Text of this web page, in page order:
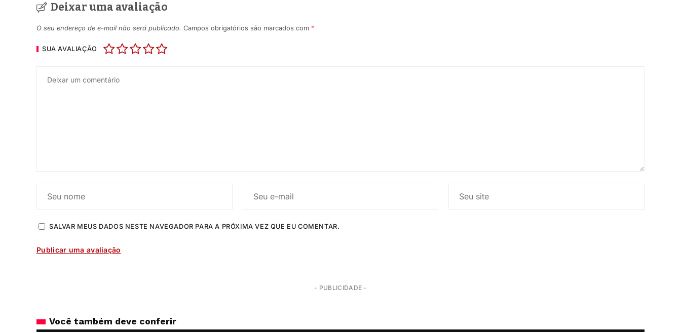
Deixar uma avaliação
O seu endereço de e-mail não será publicado. Campos obrigatórios são marcados com *
SUA AVALIAÇÃO
SALVAR MEUS DADOS NESTE NAVEGADOR PARA A PRÓXIMA VEZ QUE EU COMENTAR.
- PUBLICIDADE -
Você também deve conferir